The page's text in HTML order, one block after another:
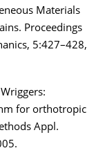
Materials
Proceedings
5:427–428,
Wriggers:
for orthotropic
Appl.